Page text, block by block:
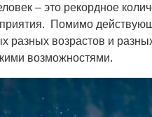
– это рекордное
Помимо
разных возрастов и
возможностями.